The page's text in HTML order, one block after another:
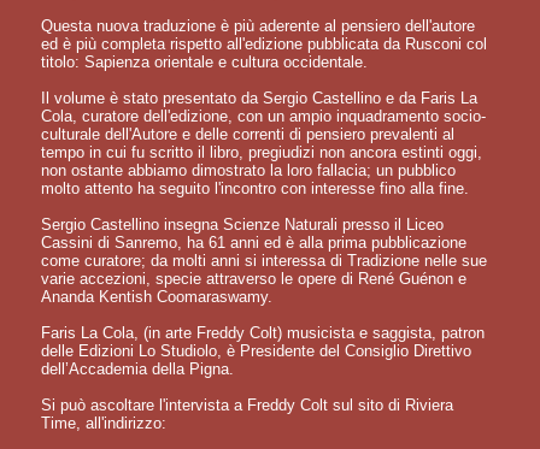
Questa nuova traduzione è più aderente al pensiero dell'autore
ed è più completa rispetto all'edizione pubblicata da Rusconi col
titolo: Sapienza orientale e cultura occidentale.
Il volume è stato presentato da Sergio Castellino e da Faris La
Cola, curatore dell'edizione, con un ampio inquadramento socio-
culturale dell'Autore e delle correnti di pensiero prevalenti al
tempo in cui fu scritto il libro, pregiudizi non ancora estinti oggi,
non ostante abbiamo dimostrato la loro fallacia; un pubblico
molto attento ha seguito l'incontro con interesse fino alla fine.
Sergio Castellino insegna Scienze Naturali presso il Liceo
Cassini di Sanremo, ha 61 anni ed è alla prima pubblicazione
come curatore; da molti anni si interessa di Tradizione nelle sue
varie accezioni, specie attraverso le opere di René Guénon e
Ananda Kentish Coomaraswamy.
Faris La Cola, (in arte Freddy Colt) musicista e saggista, patron
delle Edizioni Lo Studiolo, è Presidente del Consiglio Direttivo
dell’Accademia della Pigna.
Si può ascoltare l'intervista a Freddy Colt sul sito di Riviera
Time, all'indirizzo: